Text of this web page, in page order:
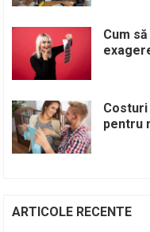
Cum
pentru
ARTICOLE RECENTE